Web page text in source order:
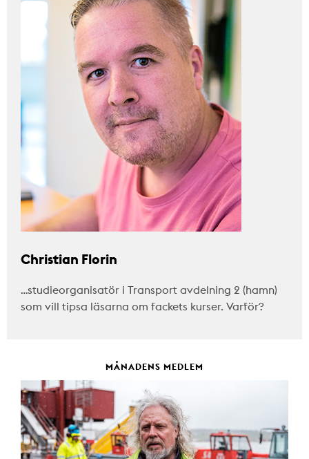
Christian Florin
…studieorganisatör i Transport avdelning 2 (hamn)
som vill tipsa läsarna om fackets kurser. Varför?
MÅNADENS MEDLEM